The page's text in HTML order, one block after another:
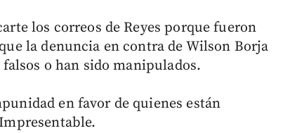
los correos de Reyes porque fueron
la denuncia en contra de Wilson Borja
o han sido manipulados.
en favor de quienes están